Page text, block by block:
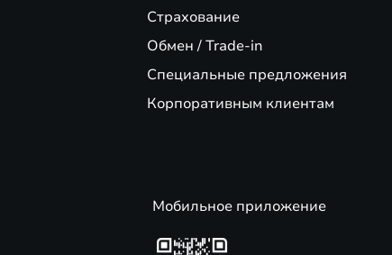
Страхование
Обмен / Trade-in
Специальные предложения
Корпоративным клиентам
Мобильное приложение